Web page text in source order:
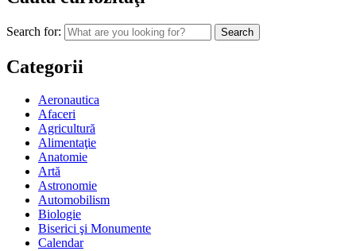
Search for:
Categorii
Aeronautica
Afaceri
Agricultură
Alimentaţie
Anatomie
Artă
Astronomie
Automobilism
Biologie
Biserici şi Monumente
Calendar